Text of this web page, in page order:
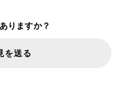
りますか？
を送る